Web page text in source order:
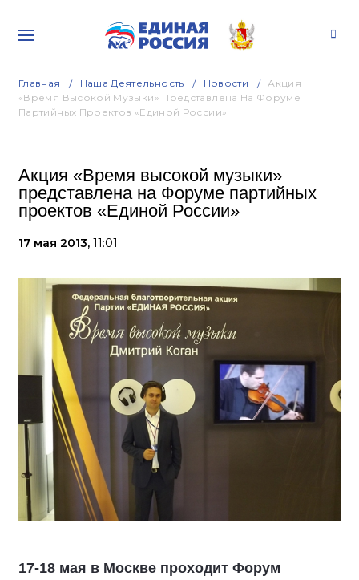
Главная Наша Деятельность Новости
Акция
«Время Высокой Музыки» Представлена На Форуме
Партийных Проектов «Единой России»
Акция «Время высокой музыки»
представлена на Форуме партийных
проектов «Единой России»
17 мая 2013, 11:01
17-18 мая в Москве проходит Форум